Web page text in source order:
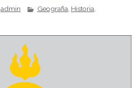
admin Geografia, Historia,